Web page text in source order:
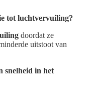
tot luchtvervuiling?
doordat ze
uitstoot van
snelheid in het